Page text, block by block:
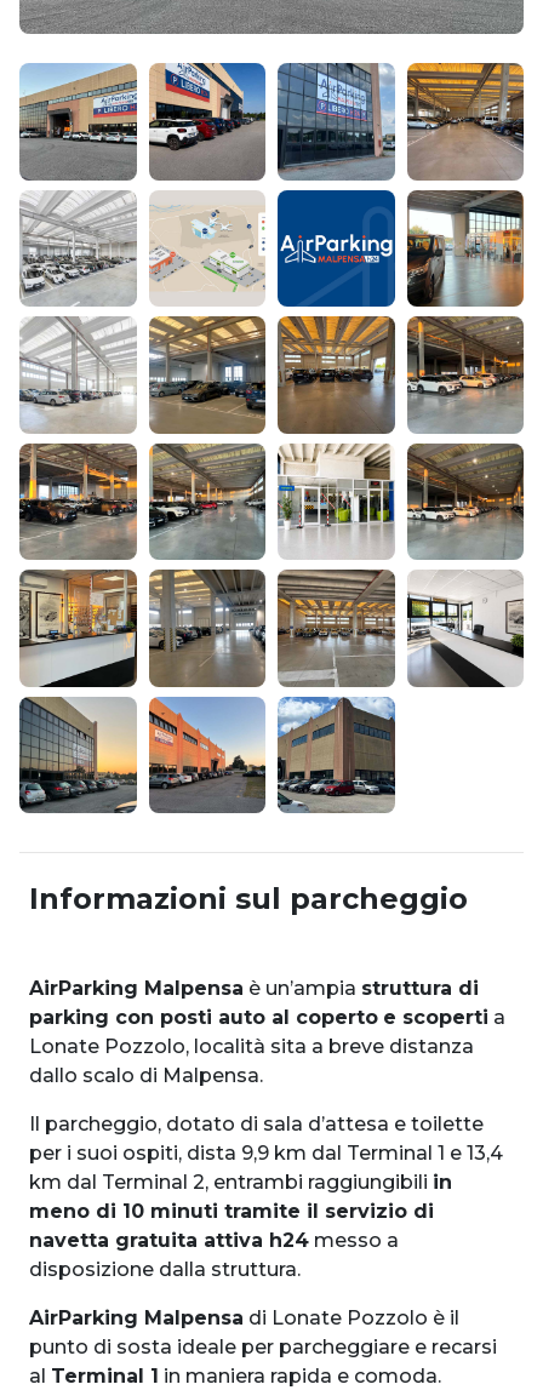
Informazioni sul parcheggio
AirParking Malpensa è un’ampia struttura di
parking con posti auto al coperto e scoperti a
Lonate Pozzolo, località sita a breve distanza
dallo scalo di Malpensa.
Il parcheggio, dotato di sala d’attesa e toilette
per i suoi ospiti, dista 9,9 km dal Terminal 1 e 13,4
km dal Terminal 2, entrambi raggiungibili in
meno di 10 minuti tramite il servizio di
navetta gratuita attiva h24 messo a
disposizione dalla struttura.
AirParking Malpensa di Lonate Pozzolo è il
punto di sosta ideale per parcheggiare e recarsi
al Terminal 1 in maniera rapida e comoda.